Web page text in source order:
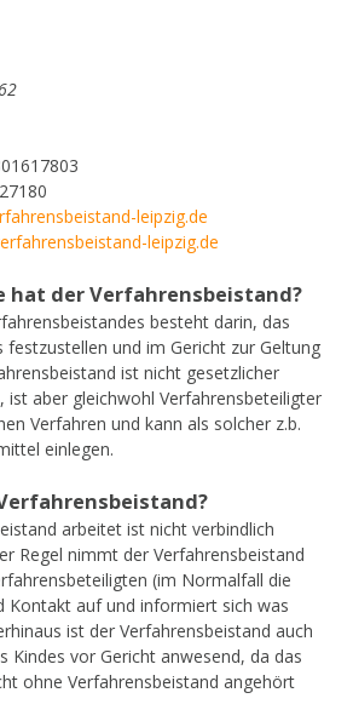
leipzig.de
leipzig.de
hat der Verfahrensbeistand?
besteht darin, das
festzustellen und im Gericht zur Geltung
ist nicht gesetzlicher
ist aber gleichwohl Verfahrensbeteiligter
Verfahren und kann als solcher z.b.
einlegen.
arbeitet ist nicht verbindlich
Regel nimmt der Verfahrensbeistand
(im Normalfall die
Kontakt auf und informiert sich was
ist der Verfahrensbeistand auch
Kindes vor Gericht anwesend, da das
ohne Verfahrensbeistand angehört